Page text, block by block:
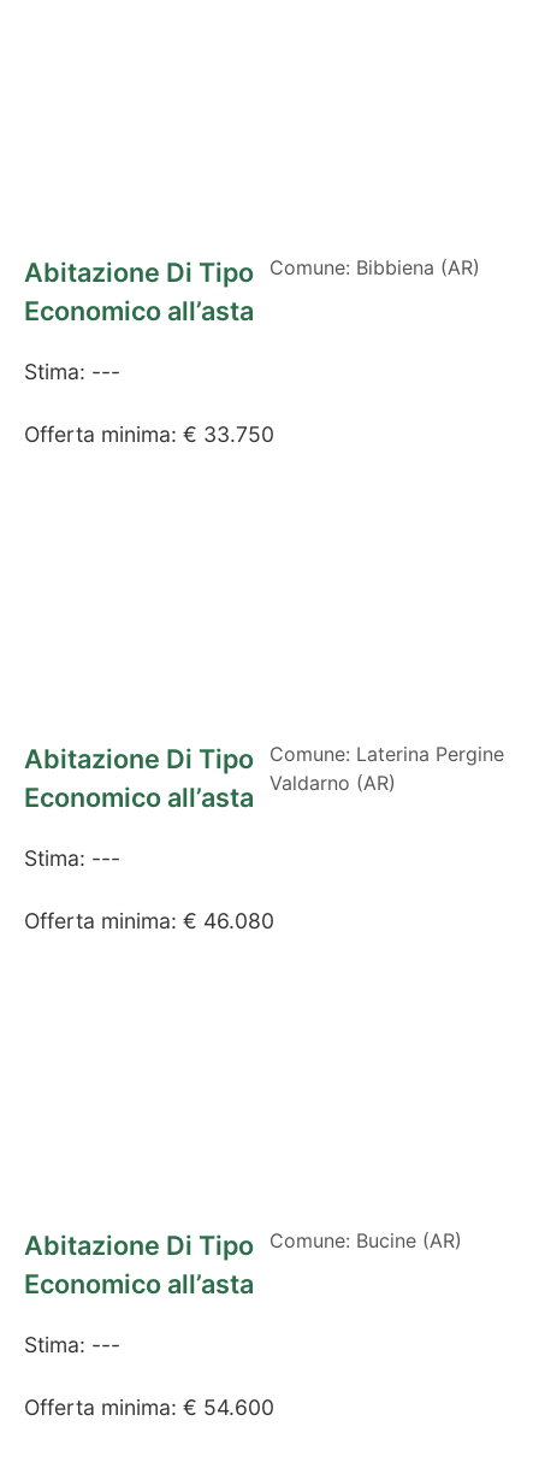
Abitazione Di Tipo
Economico all’asta
Comune: Bibbiena (AR)
Stima: ---
Offerta minima: € 33.750
Abitazione Di Tipo
Economico all’asta
Comune: Laterina Pergine
Valdarno (AR)
Stima: ---
Offerta minima: € 46.080
Abitazione Di Tipo
Economico all’asta
Comune: Bucine (AR)
Stima: ---
Offerta minima: € 54.600